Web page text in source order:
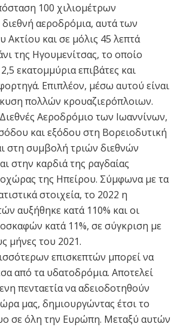
100 χιλιομέτρων
αεροδρόμια, αυτά των
Ακτίου και σε μόλις 45 λεπτά
της Ηγουμενίτσας, το οποίο
εκατομμύρια επιβάτες και
Επιπλέον, μέσω αυτού είναι
πολλών κρουαζιερόπλοιων.
Αεροδρόμιο των Ιωαννίνων,
και εξόδου στη Βορειοδυτική
στη συμβολή τριών διεθνών
στην καρδιά της ραγδαίας
της Ηπείρου. Σύμφωνα με τα
στοιχεία, το 2022 η
αυξήθηκε κατά 110% και οι
κατά 11%, σε σύγκριση με
μήνες του 2021.
επισκεπτών μπορεί να
από τα υδατοδρόμια. Αποτελεί
πενταετία να αδειοδοτηθούν
μας, δημιουργώντας έτσι το
σε όλη την Ευρώπη. Μεταξύ αυτών